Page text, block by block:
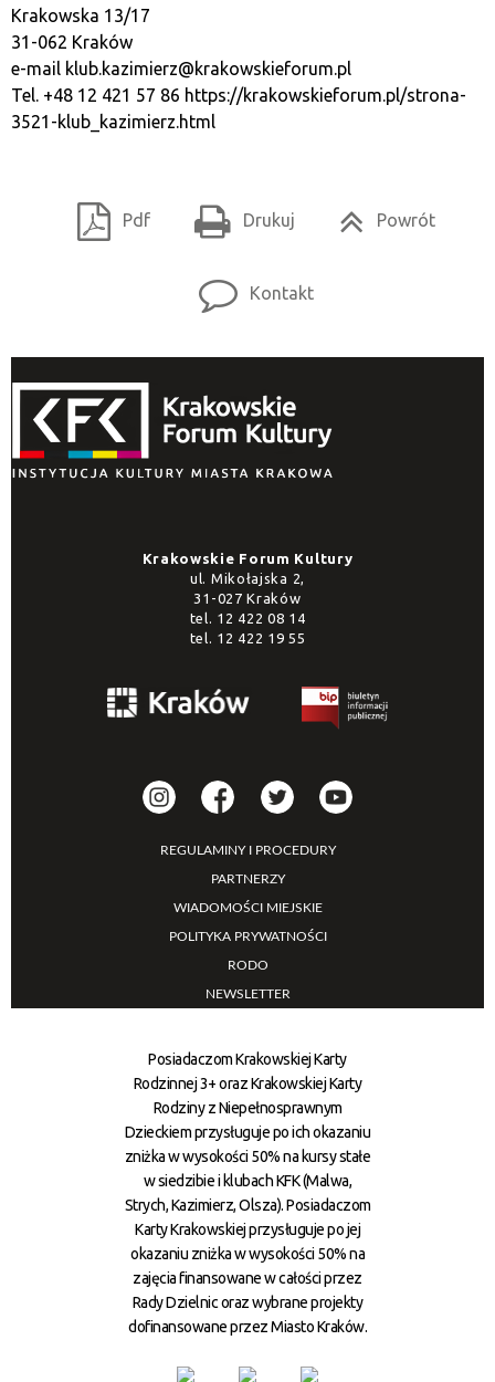
Krakowska 13/17
31-062 Kraków
e-mail klub.kazimierz@krakowskieforum.pl
Tel. +48 12 421 57 86 https://krakowskieforum.pl/strona-
3521-klub_kazimierz.html
Pdf Drukuj Powrót
Kontakt
Krakowskie Forum Kultury
ul. Mikołajska 2,
31-027 Kraków
tel. 12 422 08 14
tel. 12 422 19 55
REGULAMINY I PROCEDURY
PARTNERZY
WIADOMOŚCI MIEJSKIE
POLITYKA PRYWATNOŚCI
RODO
NEWSLETTER
Posiadaczom Krakowskiej Karty
Rodzinnej 3+ oraz Krakowskiej Karty
Rodziny z Niepełnosprawnym
Dzieckiem przysługuje po ich okazaniu
zniżka w wysokości 50% na kursy stałe
w siedzibie i klubach KFK (Malwa,
Strych, Kazimierz, Olsza). Posiadaczom
Karty Krakowskiej przysługuje po jej
okazaniu zniżka w wysokości 50% na
zajęcia finansowane w całości przez
Rady Dzielnic oraz wybrane projekty
dofinansowane przez Miasto Kraków.